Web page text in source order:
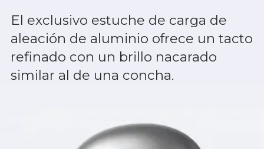
El exclusivo estuche de carga de
aleación de aluminio ofrece un tacto
refinado con un brillo nacarado
similar al de una concha.